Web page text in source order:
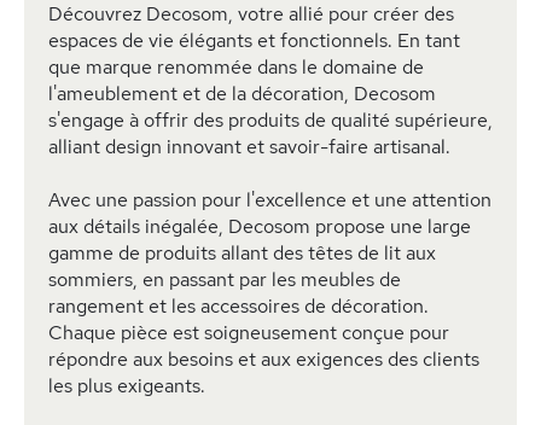
Découvrez Decosom, votre allié pour créer des
espaces de vie élégants et fonctionnels. En tant
que marque renommée dans le domaine de
l'ameublement et de la décoration, Decosom
s'engage à offrir des produits de qualité supérieure,
alliant design innovant et savoir-faire artisanal.
Avec une passion pour l'excellence et une attention
aux détails inégalée, Decosom propose une large
gamme de produits allant des têtes de lit aux
sommiers, en passant par les meubles de
rangement et les accessoires de décoration.
Chaque pièce est soigneusement conçue pour
répondre aux besoins et aux exigences des clients
les plus exigeants.